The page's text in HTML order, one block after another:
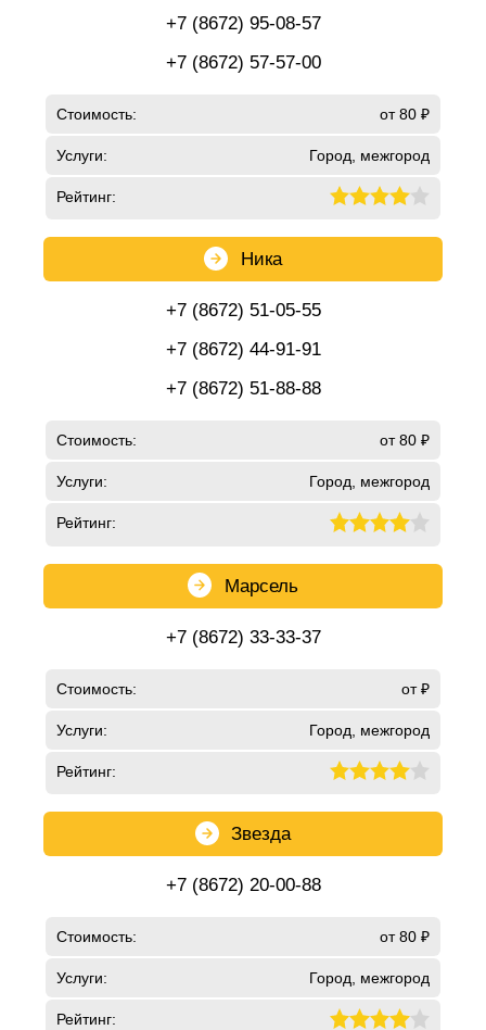
+7 (8672) 95-08-57
+7 (8672) 57-57-00
Стоимость: от 80 ₽
Услуги: Город, межгород
Рейтинг:
Ника
+7 (8672) 51-05-55
+7 (8672) 44-91-91
+7 (8672) 51-88-88
Стоимость: от 80 ₽
Услуги: Город, межгород
Рейтинг:
Марсель
+7 (8672) 33-33-37
Стоимость: от ₽
Услуги: Город, межгород
Рейтинг:
Звезда
+7 (8672) 20-00-88
Стоимость: от 80 ₽
Услуги: Город, межгород
Рейтинг: